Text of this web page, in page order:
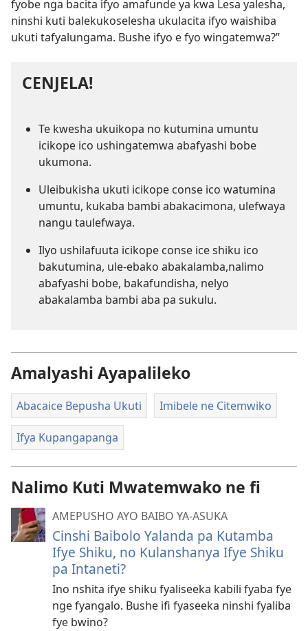
fyobe nga bacita ifyo amafunde ya kwa Lesa yalesha,
ninshi kuti balekukoselesha ukulacita ifyo waishiba
ukuti tafyalungama. Bushe ifyo e fyo wingatemwa?”
CENJELA!
Te kwesha ukuikopa no kutumina umuntu
icikope ico ushingatemwa abafyashi bobe
ukumona.
Uleibukisha ukuti icikope conse ico watumina
umuntu, kukaba bambi abakacimona, ulefwaya
nangu taulefwaya.
Ilyo ushilafuuta icikope conse ice shiku ico
bakutumina, ule-ebako abakalamba,nalimo
abafyashi bobe, bakafundisha, nelyo
abakalamba bambi aba pa sukulu.
Amalyashi Ayapalileko
Abacaice Bepusha Ukuti Imibele ne Citemwiko
Ifya Kupangapanga
Nalimo Kuti Mwatemwako ne fi
AMEPUSHO AYO BAIBO YA-ASUKA
Cinshi Baibolo Yalanda pa Kutamba
Ifye Shiku, no Kulanshanya Ifye Shiku
pa Intaneti?
Ino nshita ifye shiku fyaliseeka kabili fyaba fye
nge fyangalo. Bushe ifi fyaseeka ninshi fyaliba
fye bwino?